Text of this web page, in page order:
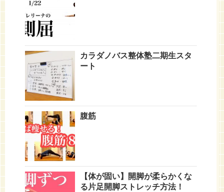
カラダノバス整体塾二期生スタ
ート
腹筋
【体が固い】開脚が柔らかくな
る片足開脚ストレッチ方法！